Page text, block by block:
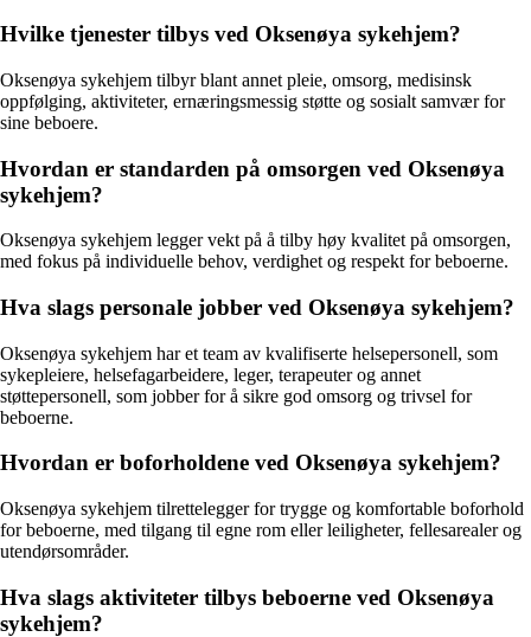
Hvilke tjenester tilbys ved Oksenøya sykehjem?
Oksenøya sykehjem tilbyr blant annet pleie, omsorg, medisinsk
oppfølging, aktiviteter, ernæringsmessig støtte og sosialt samvær for
sine beboere.
Hvordan er standarden på omsorgen ved Oksenøya
sykehjem?
Oksenøya sykehjem legger vekt på å tilby høy kvalitet på omsorgen,
med fokus på individuelle behov, verdighet og respekt for beboerne.
Hva slags personale jobber ved Oksenøya sykehjem?
Oksenøya sykehjem har et team av kvalifiserte helsepersonell, som
sykepleiere, helsefagarbeidere, leger, terapeuter og annet
støttepersonell, som jobber for å sikre god omsorg og trivsel for
beboerne.
Hvordan er boforholdene ved Oksenøya sykehjem?
Oksenøya sykehjem tilrettelegger for trygge og komfortable boforhold
for beboerne, med tilgang til egne rom eller leiligheter, fellesarealer og
utendørsområder.
Hva slags aktiviteter tilbys beboerne ved Oksenøya
sykehjem?